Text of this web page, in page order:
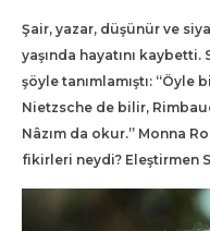
Şair, yazar, düşünür ve
yaşında hayatını kaybetti.
şöyle tanımlamıştı:
Nietzsche de bilir,
Nâzım da okur.” Monna
fikirleri neydi? Eleştirmen